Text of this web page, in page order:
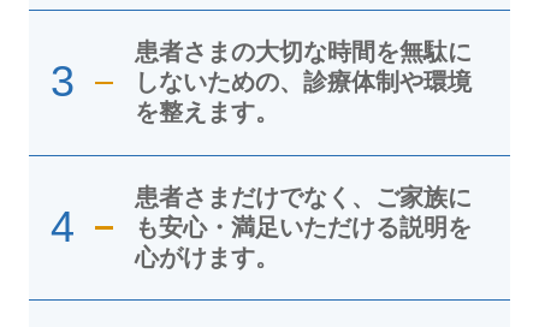
3
患者さまの大切な時間を無駄に
しないための、診療体制や環境
を整えます。
4
患者さまだけでなく、ご家族に
も安心・満足いただける説明を
心がけます。